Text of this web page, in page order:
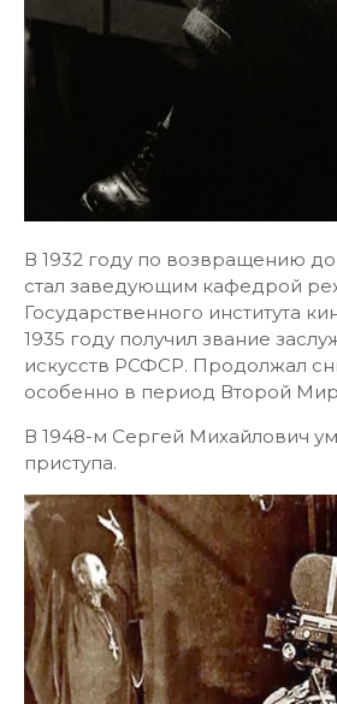
В 1932 году по возвращению
стал заведующим кафедрой
Государственного института
1935 году получил звание
искусств РСФСР. Продолжал
особенно в период Второй
В 1948-м Сергей Михайлович
приступа.